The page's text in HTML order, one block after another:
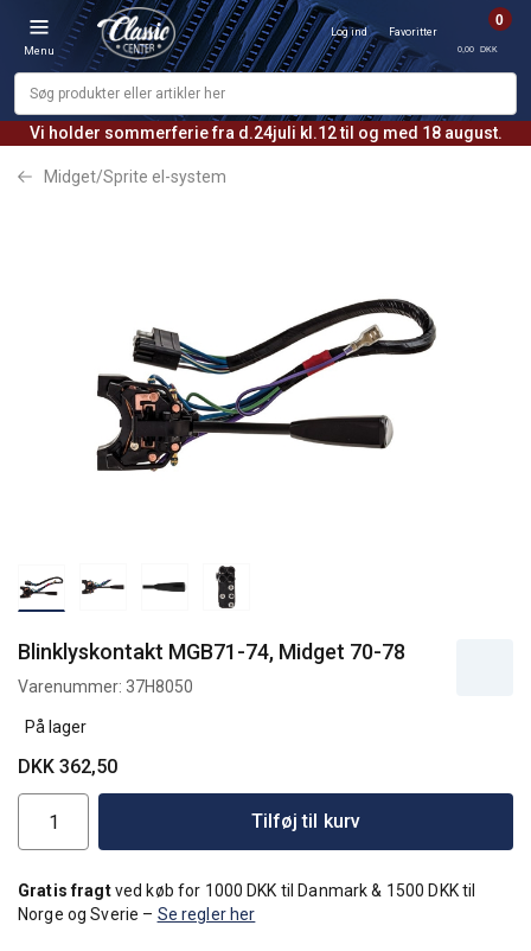
Vi holder sommerferie fra d.24juli kl.12 til og med 18 august.
Menu
Log ind Favoritter
0
0,00 DKK
Midget/Sprite el-system
Blinklyskontakt MGB71-74, Midget 70-78
Varenummer: 37H8050
På lager
DKK 362,50
Tilføj til kurv
Gratis fragtved køb for 1000 DKK til Danmark & 1500 DKK til
Norge og Sverie – Se regler her